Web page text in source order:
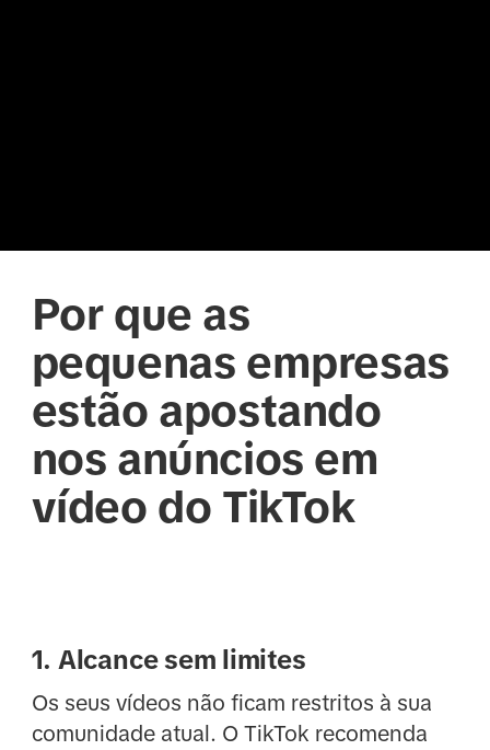
Por que as
pequenas empresas
estão apostando
nos anúncios em
vídeo do TikTok
1. Alcance sem limites
Os seus vídeos não ficam restritos à sua
comunidade atual. O TikTok recomenda